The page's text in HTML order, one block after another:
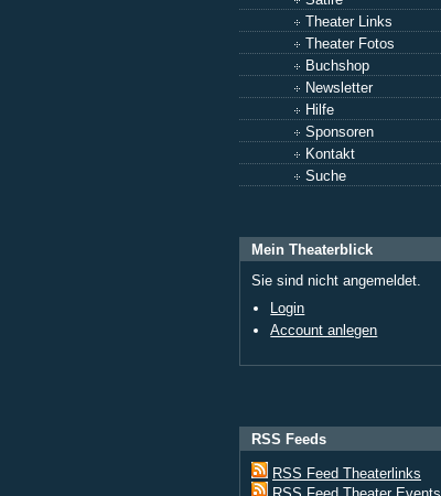
Theater Links
Theater Fotos
Buchshop
Newsletter
Hilfe
Sponsoren
Kontakt
Suche
Mein Theaterblick
Sie sind nicht angemeldet.
Login
Account anlegen
RSS Feeds
RSS Feed Theaterlinks